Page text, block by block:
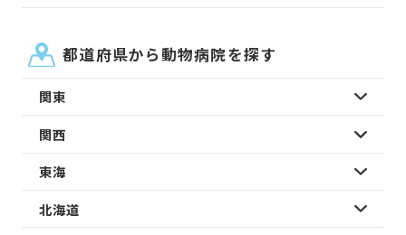
都道府県から動物病院を探す
関東
関西
東海
北海道